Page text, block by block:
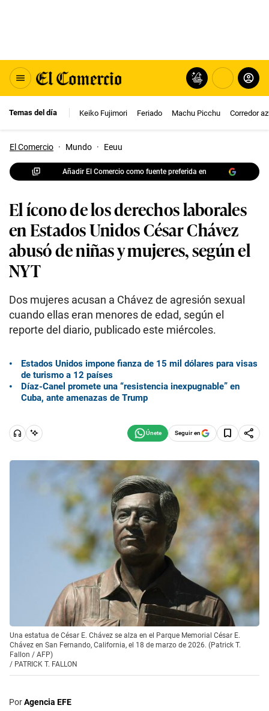
Temas del día Keiko Fujimori Feriado Machu Picchu Corredor
El Comercio · Mundo · Eeuu
Añadir El Comercio como fuente preferida en
El ícono de los derechos laborales
en Estados Unidos César Chávez
abusó de niñas y mujeres, según el
NYT
Dos mujeres acusan a Chávez de agresión sexual
cuando ellas eran menores de edad, según el
reporte del diario, publicado este miércoles.
Estados Unidos impone fianza de 15 mil dólares para visas
de turismo a 12 países
Díaz-Canel promete una “resistencia inexpugnable” en
Cuba, ante amenazas de Trump
Seguir en
Una estatua de César E. Chávez se alza en el Parque Memorial César E.
Chávez en San Fernando, California, el 18 de marzo de 2026. (Patrick T.
Fallon / AFP)
/ PATRICK T. FALLON
PorAgencia EFE